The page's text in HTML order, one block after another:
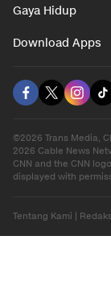
Gaya Hidup
Download Apps
©2026 Trans Media,
2026 Cable News
CNN and the CNN
displayed with
Tentang Kami |